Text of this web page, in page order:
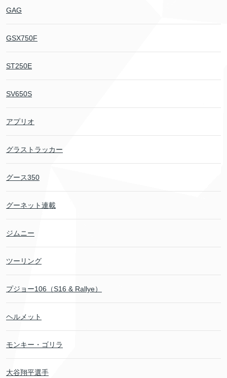
GAG
GSX750F
ST250E
SV650S
アプリオ
グラストラッカー
グース350
グーネット連載
ジムニー
ツーリング
プジョー106（S16 & Rallye）
ヘルメット
モンキー・ゴリラ
大谷翔平選手